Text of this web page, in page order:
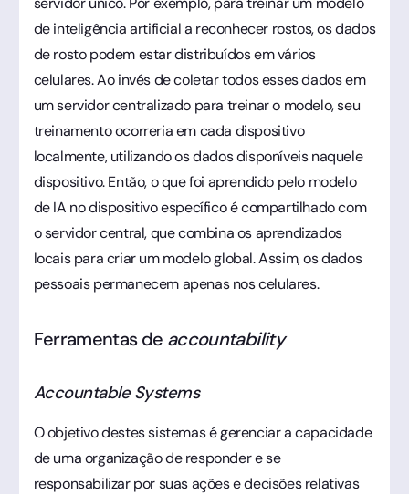
de inteligência artificial a reconhecer rostos, os dados
de rosto podem estar distribuídos em vários
celulares. Ao invés de coletar todos esses dados em
um servidor centralizado para treinar o modelo, seu
treinamento ocorreria em cada dispositivo
localmente, utilizando os dados disponíveis naquele
dispositivo. Então, o que foi aprendido pelo modelo
de IA no dispositivo específico é compartilhado com
o servidor central, que combina os aprendizados
locais para criar um modelo global. Assim, os dados
pessoais permanecem apenas nos celulares.
Ferramentas de accountability
Accountable Systems
O objetivo destes sistemas é gerenciar a capacidade
de uma organização de responder e se
responsabilizar por suas ações e decisões relativas